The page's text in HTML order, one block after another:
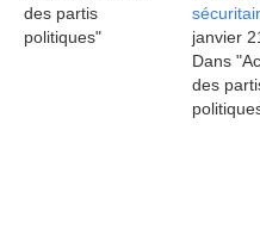
des partis
politiques"
janvier
Dans
des